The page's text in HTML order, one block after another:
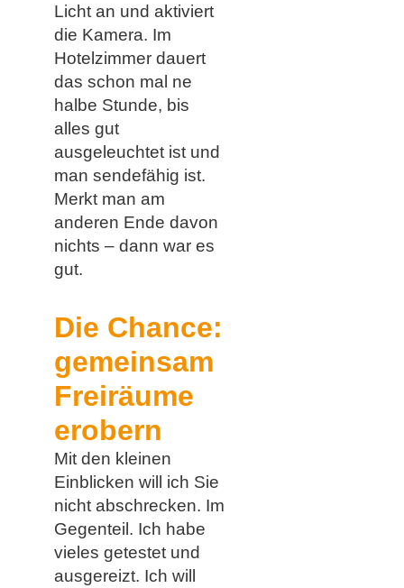
Licht an und aktiviert
die Kamera. Im
Hotelzimmer dauert
das schon mal ne
halbe Stunde, bis
alles gut
ausgeleuchtet ist und
man sendefähig ist.
Merkt man am
anderen Ende davon
nichts – dann war es
gut.
Die Chance:
gemeinsam
Freiräume
erobern
Mit den kleinen
Einblicken will ich Sie
nicht abschrecken. Im
Gegenteil. Ich habe
vieles getestet und
ausgereizt. Ich will